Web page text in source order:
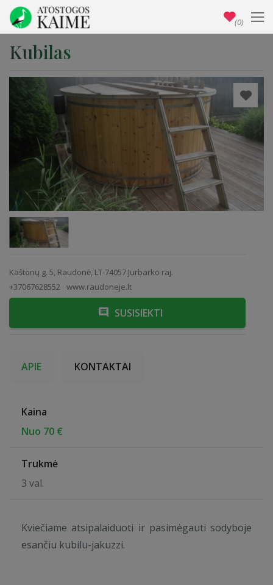
Kubilas
Kaštonų g. 5, Raudonė, LT-74057 Jurbarko raj.
+37067628552
www.raudoneje.lt
SUSISIEKTI
APIE KONTAKTAI
Kaina
Nuo 70 €
Trukmė
3 val.
Kviečiame atsipalaiduoti ir pasimėgauti sodyboje
esančiu kubilu-jakuzzi.
(0)